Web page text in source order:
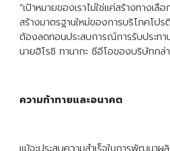
“เป้าหมายของเราไม่ใช่แค่สร้างทางเลื
สร้างมาตรฐานใหม่ของการบริโภคโป
ต้องลดทอนประสบการณ์การรับประทา
นายฮิโรชิ ทานากะ ซีอีโอของบริษัทกล่
ความท้าทายและอนาคต